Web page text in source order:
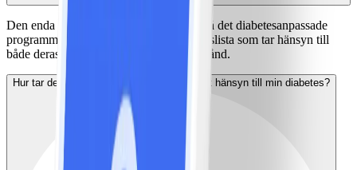
Den enda skillnaden är att medlemmar på det diabetesanpassade
programmet har en individuell NollPointslista som tar hänsyn till
både deras matpreferenser och hälsotillstånd.
Hur tar det diabetesanpassade programmet hänsyn till min diabetes?